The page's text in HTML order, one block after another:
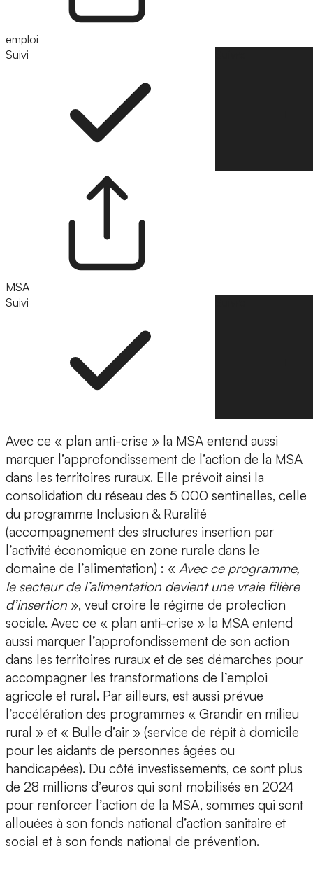
emploi
Suivi
MSA
Suivi
Avec ce « plan anti-crise » la MSA entend aussi
marquer l’approfondissement de l’action de la MSA
dans les territoires ruraux. Elle prévoit ainsi la
consolidation du réseau des 5 000 sentinelles, celle
du programme Inclusion & Ruralité
(accompagnement des structures insertion par
l’activité économique en zone rurale dans le
domaine de l’alimentation) : « Avec ce programme,
le secteur de l’alimentation devient une vraie filière
d’insertion », veut croire le régime de protection
sociale. Avec ce « plan anti-crise » la MSA entend
aussi marquer l’approfondissement de son action
dans les territoires ruraux et de ses démarches pour
accompagner les transformations de l’emploi
agricole et rural. Par ailleurs, est aussi prévue
l’accélération des programmes « Grandir en milieu
rural » et « Bulle d’air » (service de répit à domicile
pour les aidants de personnes âgées ou
handicapées). Du côté investissements, ce sont plus
de 28 millions d’euros qui sont mobilisés en 2024
pour renforcer l’action de la MSA, sommes qui sont
allouées à son fonds national d’action sanitaire et
social et à son fonds national de prévention.